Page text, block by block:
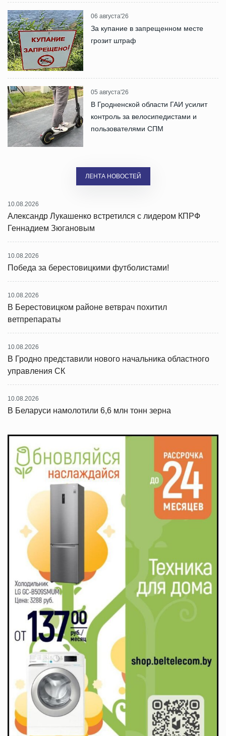
06 августа'26
За купание в запрещенном месте
грозит штраф
05 августа'26
В Гродненской области ГАИ усилит
контроль за велосипедистами и
пользователями СПМ
ЛЕНТА НОВОСТЕЙ
10.08.2026
Александр Лукашенко встретился с лидером КПРФ
Геннадием Зюгановым
10.08.2026
Победа за берестовицкими футболистами!
10.08.2026
В Берестовицком районе ветврач похитил
ветпрепараты
10.08.2026
В Гродно представили нового начальника областного
управления СК
10.08.2026
В Беларуси намолотили 6,6 млн тонн зерна